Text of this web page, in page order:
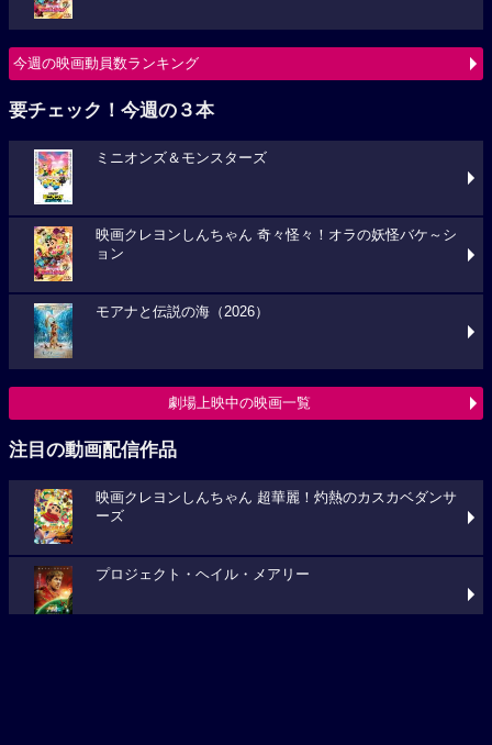
今週の映画動員数ランキング
要チェック！今週の３本
ミニオンズ＆モンスターズ
映画クレヨンしんちゃん 奇々怪々！オラの妖怪バケ～シ
ョン
モアナと伝説の海（2026）
劇場上映中の映画一覧
注目の動画配信作品
映画クレヨンしんちゃん 超華麗！灼熱のカスカベダンサ
ーズ
プロジェクト・ヘイル・メアリー